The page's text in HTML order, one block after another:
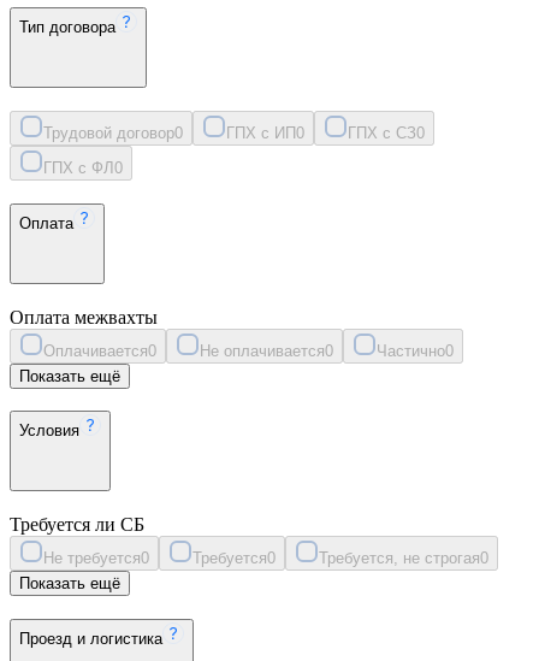
Тип договора
Трудовой договор0 ГПХ с ИП0 ГПХ с СЗ0
ГПХ с ФЛ 0
Оплата
Оплата межвахты
Оплачивается0 Не оплачивается0 Частично0
Показать ещё
Условия
Требуется ли СБ
Не требуется0 Требуется0 Требуется, не строгая0
Показать ещё
Проезд и логистика